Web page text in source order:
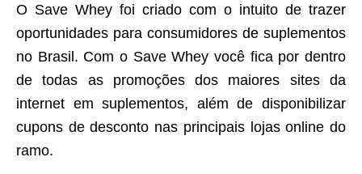
O Save Whey foi criado com o intuito de trazer
oportunidades para consumidores de suplementos
no Brasil. Com o Save Whey você fica por dentro
de todas as promoções dos maiores sites da
internet em suplementos, além de disponibilizar
cupons de desconto nas principais lojas online do
ramo.